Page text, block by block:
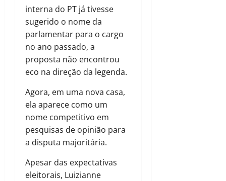
interna do PT já tivesse
sugerido o nome da
parlamentar para o cargo
no ano passado, a
proposta não encontrou
eco na direção da legenda.
Agora, em uma nova casa,
ela aparece como um
nome competitivo em
pesquisas de opinião para
a disputa majoritária.
Apesar das expectativas
eleitorais, Luizianne